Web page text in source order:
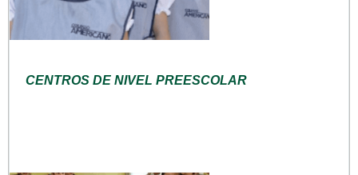
CENTROS DE NIVEL PREESCOLAR